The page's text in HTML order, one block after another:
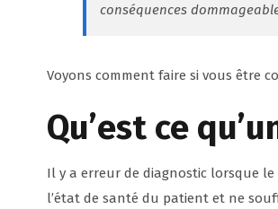
conséquences
Voyons comment faire si vous être
Qu’est ce
Il y a erreur de diagnostic lorsque
l’état de santé du patient et ne